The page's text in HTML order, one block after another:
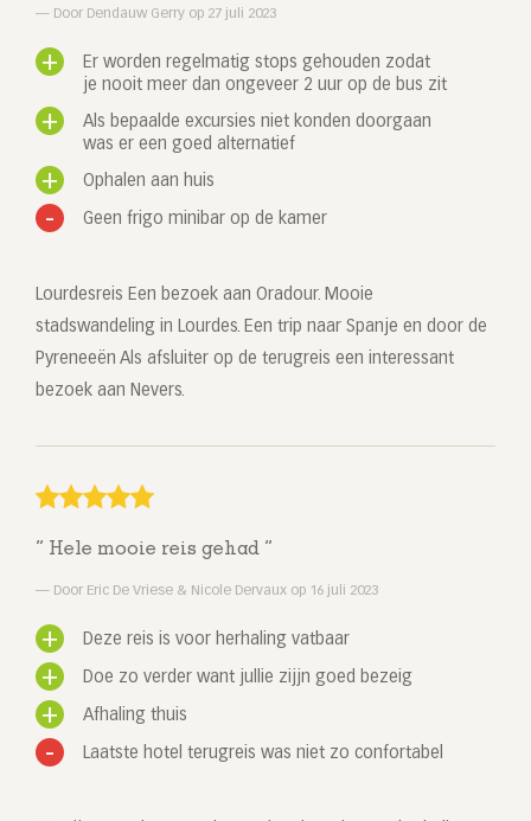
Door Dendauw Gerry op 27 juli 2023
Er worden regelmatig stops gehouden zodat
je nooit meer dan ongeveer 2 uur op de bus zit
Als bepaalde excursies niet konden doorgaan
was er een goed alternatief
Ophalen aan huis
Geen frigo minibar op de kamer
Lourdesreis Een bezoek aan Oradour. Mooie
stadswandeling in Lourdes. Een trip naar Spanje en door de
Pyreneeën Als afsluiter op de terugreis een interessant
bezoek aan Nevers.
Hele mooie reis gehad
Door Eric De Vriese & Nicole Dervaux op 16 juli 2023
Deze reis is voor herhaling vatbaar
Doe zo verder want jullie zijjn goed bezeig
Afhaling thuis
Laatste hotel terugreis was niet zo confortabel